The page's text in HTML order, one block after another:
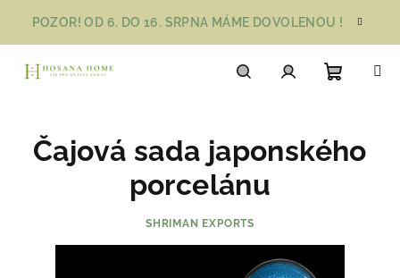
obsah
POZOR! OD 6. DO 16. SRPNA MÁME DOVOLENOU !
košík
Čajová sada japonského
porcelánu
SHRIMAN EXPORTS